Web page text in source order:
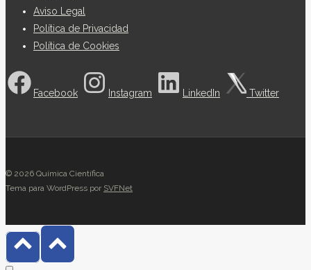
Aviso Legal
Política de Privacidad
Política de Cookies
Facebook Instagram LinkedIn Twitter
© 2026 Química Científica
Tema para WordPress por SVFNet